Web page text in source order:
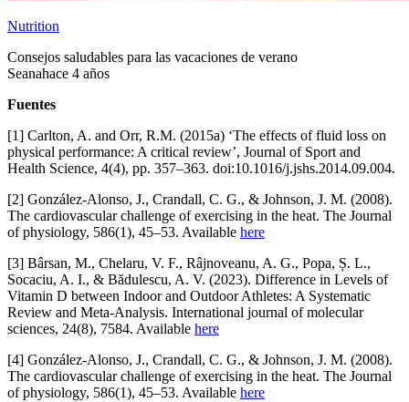
Nutrition
Consejos saludables para las vacaciones de verano
Seanahace 4 años
Fuentes
[1] Carlton, A. and Orr, R.M. (2015a) ‘The effects of fluid loss on
physical performance: A critical review’, Journal of Sport and
Health Science, 4(4), pp. 357–363. doi:10.1016/j.jshs.2014.09.004.
[2] González-Alonso, J., Crandall, C. G., & Johnson, J. M. (2008).
The cardiovascular challenge of exercising in the heat. The Journal
of physiology, 586(1), 45–53. Available here
[3] Bârsan, M., Chelaru, V. F., Râjnoveanu, A. G., Popa, Ș. L.,
Socaciu, A. I., & Bădulescu, A. V. (2023). Difference in Levels of
Vitamin D between Indoor and Outdoor Athletes: A Systematic
Review and Meta-Analysis. International journal of molecular
sciences, 24(8), 7584. Available here
[4] González-Alonso, J., Crandall, C. G., & Johnson, J. M. (2008).
The cardiovascular challenge of exercising in the heat. The Journal
of physiology, 586(1), 45–53. Available here